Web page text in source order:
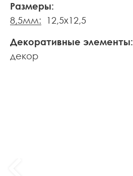
Размеры:
8,5мм: 12,5x12,5
Декоративные элементы:
декор